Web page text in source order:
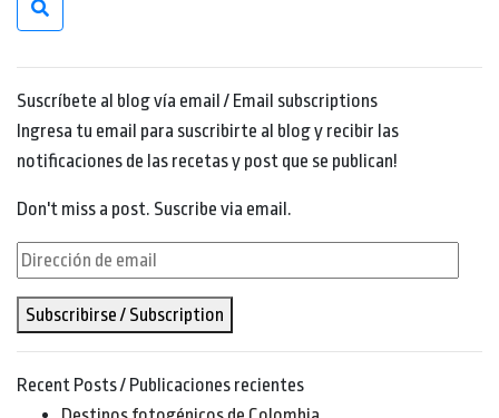
Suscríbete al blog vía email / Email subscriptions
Ingresa tu email para suscribirte al blog y recibir las
notificaciones de las recetas y post que se publican!
Don't miss a post. Suscribe via email.
Dirección
de
email
Subscribirse / Subscription
Recent Posts / Publicaciones recientes